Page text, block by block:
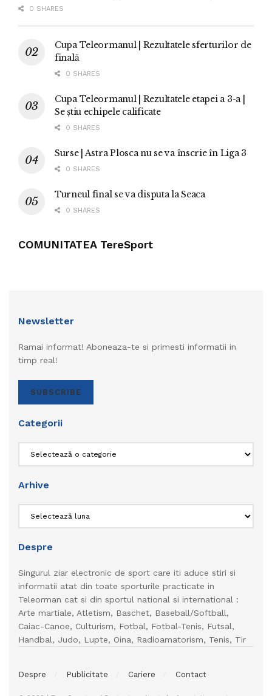
0 SHARES
Cupa Teleormanul | Rezultatele sferturilor de
finală
0 SHARES
Cupa Teleormanul | Rezultatele etapei a 3-a |
Se știu echipele calificate
0 SHARES
Surse | Astra Plosca nu se va înscrie în Liga 3
0 SHARES
Turneul final se va disputa la Seaca
0 SHARES
COMUNITATEA TereSport
Newsletter
Ramai informat! Aboneaza-te si primesti informatii in
timp real!
SUBSCRIBE
Categorii
Arhive
Despre
Singurul ziar electronic de sport care iti aduce stiri si
informatii atat din toate sporturile practicate in
Teleorman cat si din sportul national si international :
Arte martiale, Atletism, Baschet, Baseball/Softball,
Caiac-Canoe, Culturism, Fotbal, Fotbal-Tenis, Futsal,
Handbal, Judo, Lupte, Oina, Radioamatorism, Tenis, Tir
Despre Publicitate Cariere Contact